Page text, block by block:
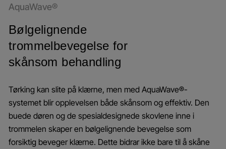
AquaWave®
Bølgelignende
trommelbevegelse for
skånsom behandling
Tørking kan slite på klærne, men med AquaWave®-
systemet blir opplevelsen både skånsom og effektiv. Den
buede døren og de spesialdesignede skovlene inne i
trommelen skaper en bølgelignende bevegelse som
forsiktig beveger klærne. Dette bidrar ikke bare til å skåne